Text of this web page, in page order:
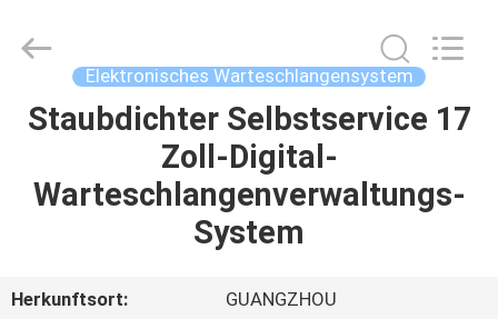
HAUS
PRODUKTE
UNS
Rights
Reserved.
Elektronisches Warteschlangensystem
Staubdichter Selbstservice 17
Zoll-Digital-
Warteschlangenverwaltungs-
System
Herkunftsort:
GUANGZHOU